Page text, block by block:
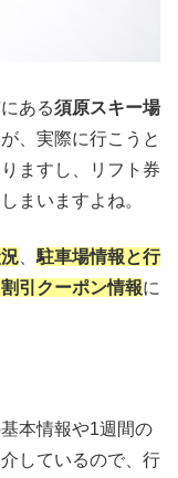
ある須原スキー場
、実際に行こうと
ますし、リフト券
まいますよね。
駐車場情報と行
引クーポン情報に
本情報や1週間の
しているので、行